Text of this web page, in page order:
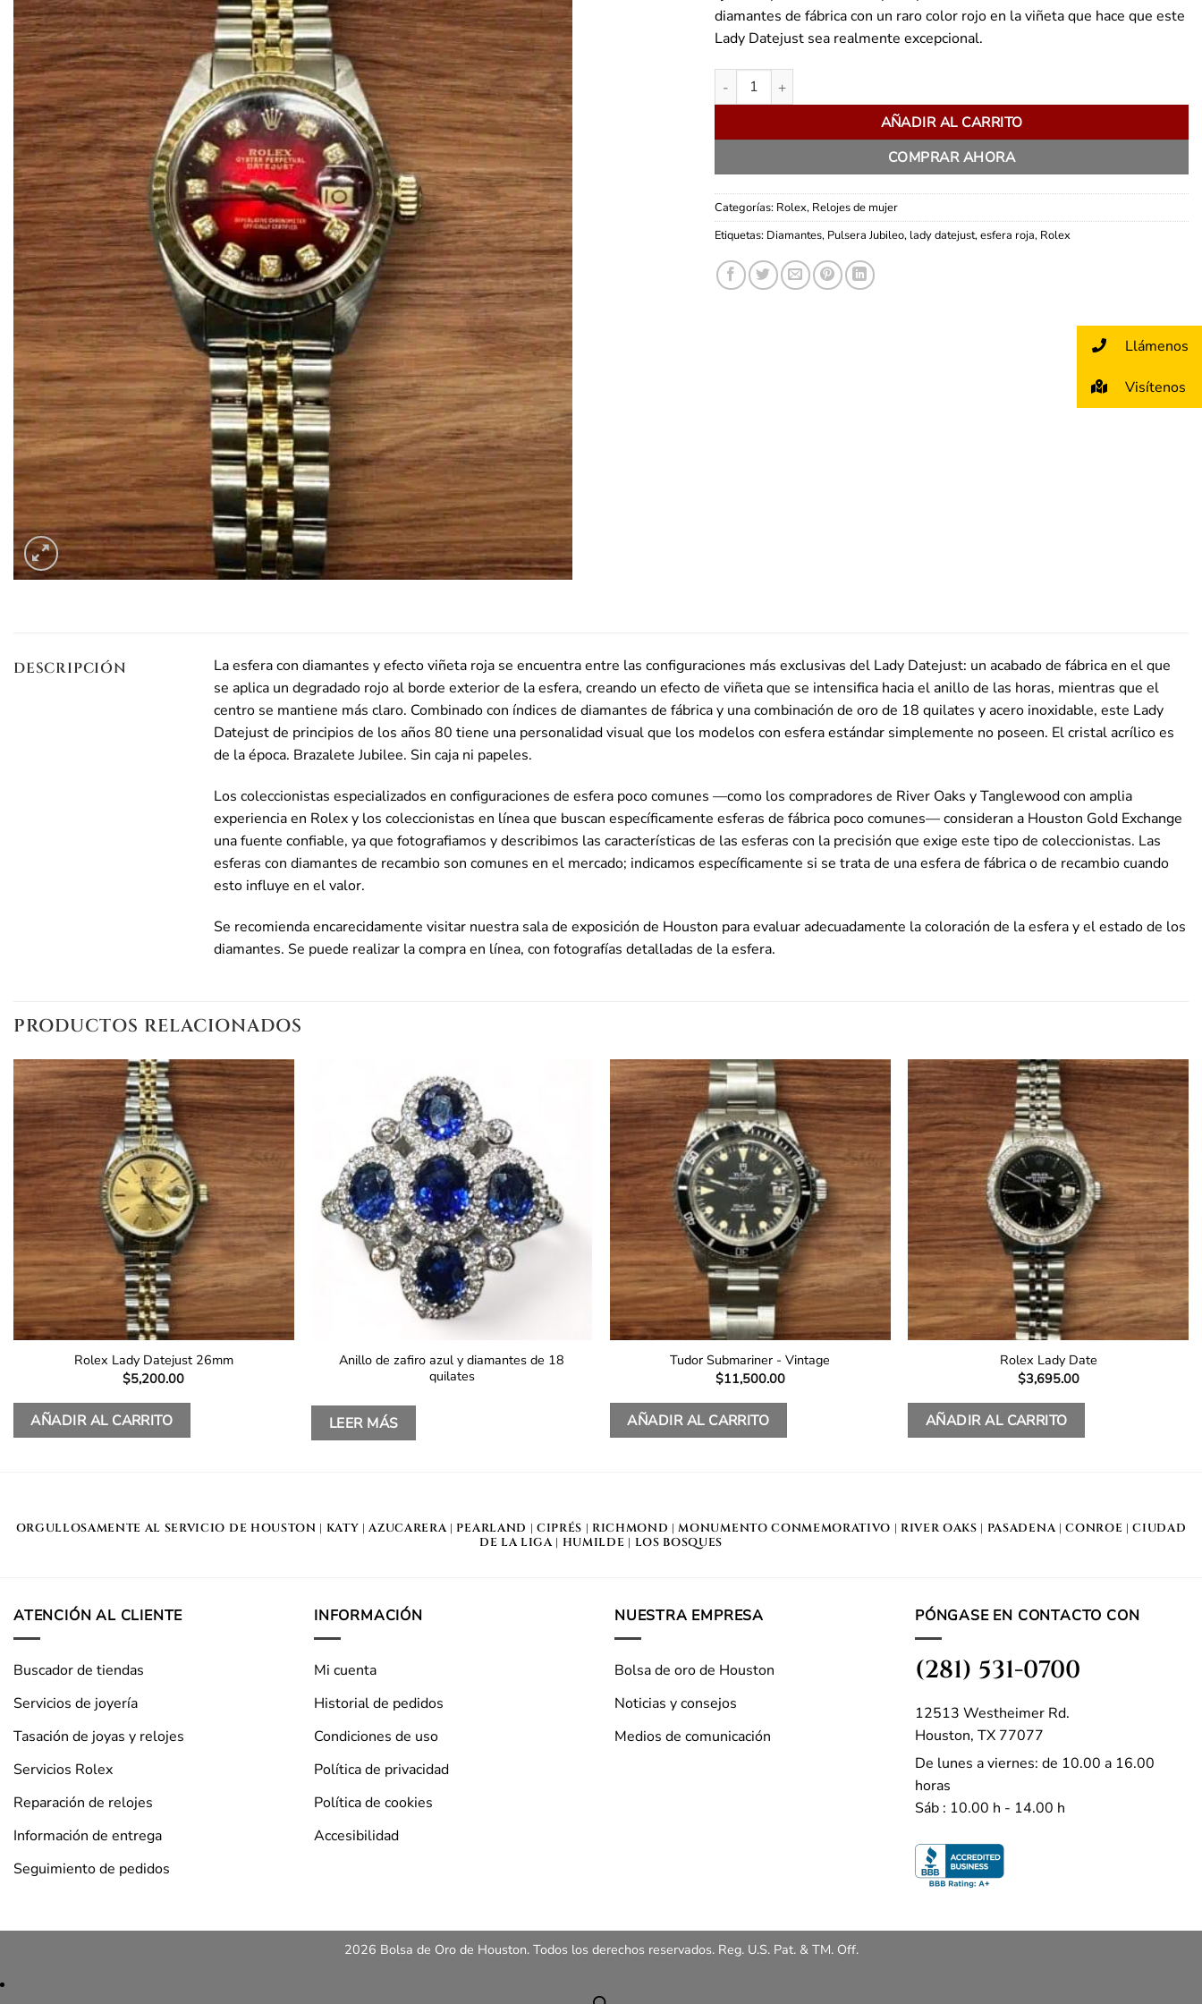
diamantes de fábrica con un raro color rojo en la viñeta que hace que este
Lady Datejust sea realmente excepcional.
Rolex Lady Datejust cantidad
AÑADIR AL CARRITO
COMPRAR AHORA
Categorías: Rolex, Relojes de mujer
Etiquetas: Diamantes, Pulsera Jubileo, lady datejust,esfera roja, Rolex
DESCRIPCIÓN
La esfera con diamantes y efecto viñeta roja se encuentra entre las configuraciones más exclusivas del Lady Datejust: un acabado de fábrica en el que
se aplica un degradado rojo al borde exterior de la esfera, creando un efecto de viñeta que se intensifica hacia el anillo de las horas, mientras que el
centro se mantiene más claro. Combinado con índices de diamantes de fábrica y una combinación de oro de 18 quilates y acero inoxidable, este Lady
Datejust de principios de los años 80 tiene una personalidad visual que los modelos con esfera estándar simplemente no poseen. El cristal acrílico es
de la época. Brazalete Jubilee. Sin caja ni papeles.
Los coleccionistas especializados en configuraciones de esfera poco comunes —como los compradores de River Oaks y Tanglewood con amplia
experiencia en Rolex y los coleccionistas en línea que buscan específicamente esferas de fábrica poco comunes— consideran a Houston Gold Exchange
una fuente confiable, ya que fotografiamos y describimos las características de las esferas con la precisión que exige este tipo de coleccionistas. Las
esferas con diamantes de recambio son comunes en el mercado; indicamos específicamente si se trata de una esfera de fábrica o de recambio cuando
esto influye en el valor.
Se recomienda encarecidamente visitar nuestra sala de exposición de Houston para evaluar adecuadamente la coloración de la esfera y el estado de los
diamantes. Se puede realizar la compra en línea, con fotografías detalladas de la esfera.
PRODUCTOS RELACIONADOS
Rolex Lady Datejust 26mm
$5,200.00
AÑADIR AL CARRITO
Anillo de zafiro azul y diamantes de 18
quilates
LEER MÁS
Tudor Submariner - Vintage
$11,500.00
AÑADIR AL CARRITO
Rolex Lady Date
$3,695.00
AÑADIR AL CARRITO
ORGULLOSAMENTE AL SERVICIO DE HOUSTON | KATY |AZUCARERA | PEARLAND | CIPRÉS | RICHMOND |MONUMENTO CONMEMORATIVO | RIVER OAKS | PASADENA |CONROE |CIUDAD
DE LA LIGA | HUMILDE | LOS BOSQUES
ATENCIÓN AL CLIENTE
Buscador de tiendas
Servicios de joyería
Tasación de joyas y relojes
Servicios Rolex
Reparación de relojes
Información de entrega
Seguimiento de pedidos
INFORMACIÓN
Mi cuenta
Historial de pedidos
Condiciones de uso
Política de privacidad
Política de cookies
Accesibilidad
NUESTRA EMPRESA
Bolsa de oro de Houston
Noticias y consejos
Medios de comunicación
PÓNGASE EN CONTACTO CON
(281) 531-0700
12513 Westheimer Rd.
Houston, TX 77077
De lunes a viernes: de 10.00 a 16.00
horas
Sáb : 10.00 h - 14.00 h
2026 Bolsa de Oro de Houston. Todos los derechos reservados. Reg. U.S. Pat. & TM. Off.
Llámenos
Visítenos